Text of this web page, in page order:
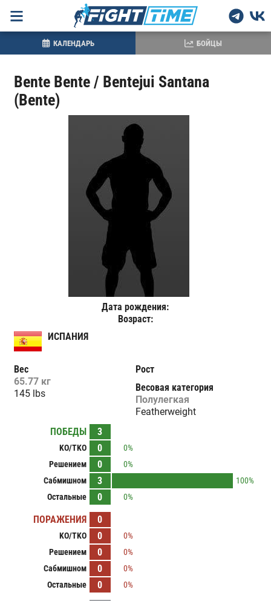
Bente Bente / Bentejui Santana
(Bente)
Дата рождения:
Возраст:
ИСПАНИЯ
Вес
65.77 кг
145 lbs
Рост
Весовая категория
Полулегкая
Featherweight
ПОБЕДЫ
3
KO/TKO 0
0%
Решением
0
0%
Сабмишном
3
100%
Остальные
0 0%
ПОРАЖЕНИЯ 0
KO/TKO 0
0%
Решением
0
0%
Сабмишном
0
0%
Остальные
0 0%
КАЛЕНДАРЬ БОЙЦЫ